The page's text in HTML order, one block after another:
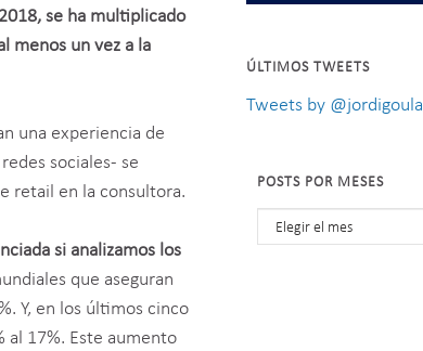
se ha multiplicado
menos un vez a la
una experiencia de
sociales- se
retail en la consultora.
si analizamos los
que aseguran
Y, en los últimos cinco
al 17%. Este aumento
ÚLTIMOS TWEETS
Tweets by @jordigoula
POSTS POR MESES
Posts por meses